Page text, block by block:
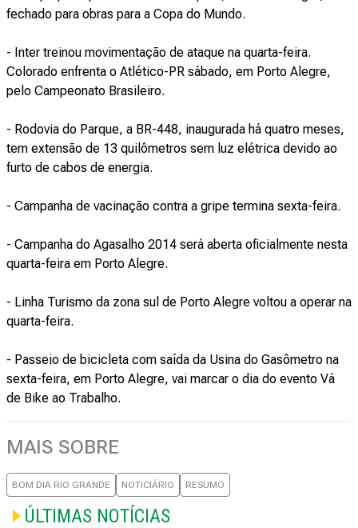
fechado para obras para a Copa do Mundo.
- Inter treinou movimentação de ataque na quarta-feira.
Colorado enfrenta o Atlético-PR sábado, em Porto Alegre,
pelo Campeonato Brasileiro.
- Rodovia do Parque, a BR-448, inaugurada há quatro meses,
tem extensão de 13 quilômetros sem luz elétrica devido ao
furto de cabos de energia.
- Campanha de vacinação contra a gripe termina sexta-feira.
- Campanha do Agasalho 2014 será aberta oficialmente nesta
quarta-feira em Porto Alegre.
- Linha Turismo da zona sul de Porto Alegre voltou a operar na
quarta-feira.
- Passeio de bicicleta com saída da Usina do Gasômetro na
sexta-feira, em Porto Alegre, vai marcar o dia do evento Vá
de Bike ao Trabalho.
MAIS SOBRE
BOM DIA RIO GRANDE NOTICIÁRIO RESUMO
ÚLTIMAS NOTÍCIAS